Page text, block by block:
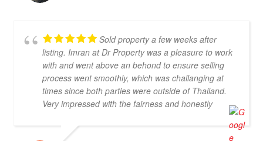
Sold property a few weeks after
listing. Imran at Dr Property was a pleasure to work
with and went above an behond to ensure selling
process went smoothly, which was challanging at
times since both parties were outside of Thailand.
Very impressed with the fairness and honestly